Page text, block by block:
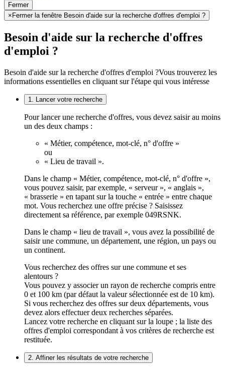
Fermer
× Fermer la fenêtre Besoin d'aide sur la recherche d'offres d'emploi ?
Besoin d'aide sur la recherche d'offres
d'emploi ?
Besoin d'aide sur la recherche d'offres d'emploi ?Vous trouverez les
informations essentielles en cliquant sur l'étape qui vous intéresse
1. Lancer votre recherche
Pour lancer une recherche d'offres, vous devez saisir au moins
un des deux champs :
« Métier, compétence, mot-clé, n° d'offre »
ou
« Lieu de travail ».
Dans le champ « Métier, compétence, mot-clé, n° d'offre »,
vous pouvez saisir, par exemple, « serveur », « anglais »,
« brasserie » en tapant sur la touche « entrée » entre chaque
mot. Vous recherchez une offre précise ? Saisissez
directement sa référence, par exemple 049RSNK.
Dans le champ « lieu de travail », vous avez la possibilité de
saisir une commune, un département, une région, un pays ou
un continent.
Vous recherchez des offres sur une commune et ses
alentours ?
Vous pouvez y associer un rayon de recherche compris entre
0 et 100 km (par défaut la valeur sélectionnée est de 10 km).
Si vous recherchez des offres sur deux départements, vous
devez alors effectuer deux recherches séparées.
Lancez votre recherche en cliquant sur la loupe ; la liste des
offres d'emploi correspondant à vos critères de recherche est
restituée.
2. Affiner les résultats de votre recherche